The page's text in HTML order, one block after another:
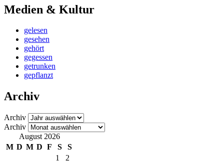
Medien & Kultur
gelesen
gesehen
gehört
gegessen
getrunken
gepflanzt
Archiv
Archiv
Archiv
August 2026
M D M D F S
S
1
2